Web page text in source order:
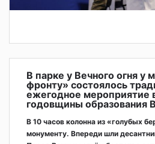
В парке у Вечного огня у
фронту» состоялось
ежегодное мероприятие
годовщины образования
В 10 часов колонна из «голубых
монументу. Впереди шли